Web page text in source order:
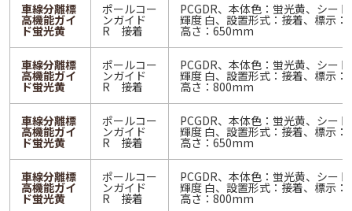
車線分離標
高機能ガイ
ド蛍光黄
ポールコー
ンガイド
R 接着
PCGDR、本体色：蛍光黄、シー
輝度 白、設置形式：接着、標示：
高さ：650mm
車線分離標
高機能ガイ
ド蛍光黄
ポールコー
ンガイド
R 接着
PCGDR、本体色：蛍光黄、シー
輝度 白、設置形式：接着、標示：
高さ：800mm
車線分離標
高機能ガイ
ド蛍光黄
ポールコー
ンガイド
R 接着
PCGDR、本体色：蛍光黄、シー
輝度 白、設置形式：接着、標示：
高さ：650mm
車線分離標
高機能ガイ
ド蛍光黄
ポールコー
ンガイド
R 接着
PCGDR、本体色：蛍光黄、シー
輝度 白、設置形式：接着、標示：
高さ：800mm